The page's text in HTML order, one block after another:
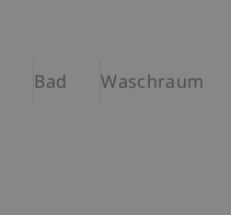
Bad
Waschraum